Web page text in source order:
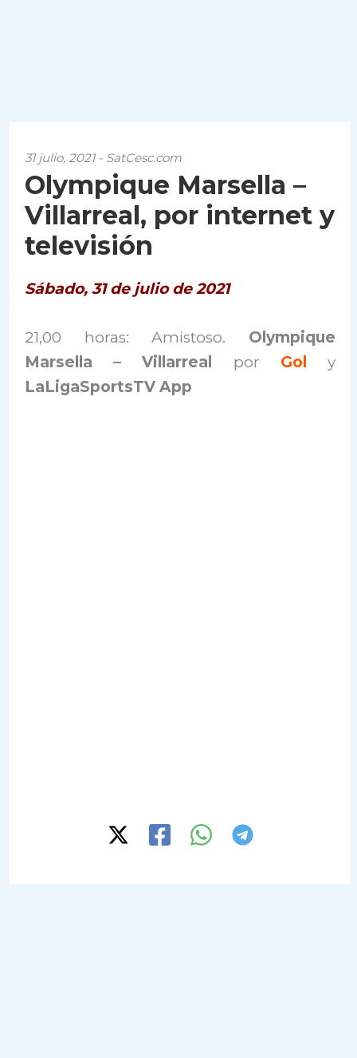
31 julio, 2021 - SatCesc.com
Olympique Marsella –
Villarreal, por internet y
televisión
Sábado, 31 de julio de 2021
21,00 horas: Amistoso. Olympique
Marsella – Villarreal por Gol
y
LaLigaSportsTV App